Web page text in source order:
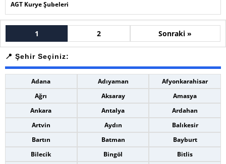
AGT Kurye Şubeleri
1 2 Sonraki »
Adana Adıyaman
Afyonkarahisar
Ağrı
Aksaray
Amasya
Ankara
Antalya
Ardahan
Artvin
Aydın
Balıkesir
Bartın
Batman
Bayburt
Bilecik
Bingöl
Bitlis